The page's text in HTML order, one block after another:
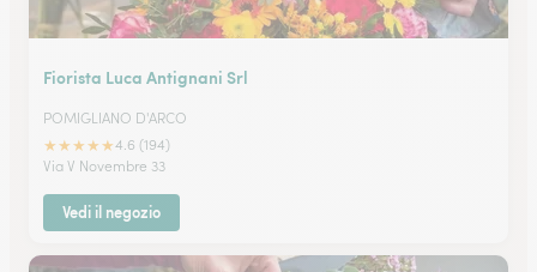
Fiorista Luca Antignani Srl
POMIGLIANO D'ARCO
★★★★★4.6 (194)
Via V Novembre 33
Vedi il negozio